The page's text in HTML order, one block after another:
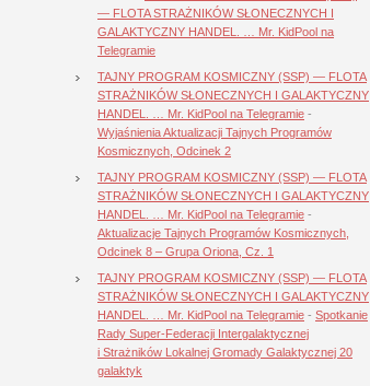
— FLOTA STRAŻNIKÓW SŁONECZNYCH I
GALAKTYCZNY HANDEL. … Mr. KidPool na
Telegramie
TAJNY PROGRAM KOSMICZNY (SSP) — FLOTA
STRAŻNIKÓW SŁONECZNYCH I GALAKTYCZNY
HANDEL. … Mr. KidPool na Telegramie -
Wyjaśnienia Aktualizacji Tajnych Programów
Kosmicznych, Odcinek 2
TAJNY PROGRAM KOSMICZNY (SSP) — FLOTA
STRAŻNIKÓW SŁONECZNYCH I GALAKTYCZNY
HANDEL. … Mr. KidPool na Telegramie -
Aktualizacje Tajnych Programów Kosmicznych,
Odcinek 8 – Grupa Oriona, Cz. 1
TAJNY PROGRAM KOSMICZNY (SSP) — FLOTA
STRAŻNIKÓW SŁONECZNYCH I GALAKTYCZNY
HANDEL. … Mr. KidPool na Telegramie - Spotkanie
Rady Super-Federacji Intergalaktycznej
i Strażników Lokalnej Gromady Galaktycznej 20
galaktyk